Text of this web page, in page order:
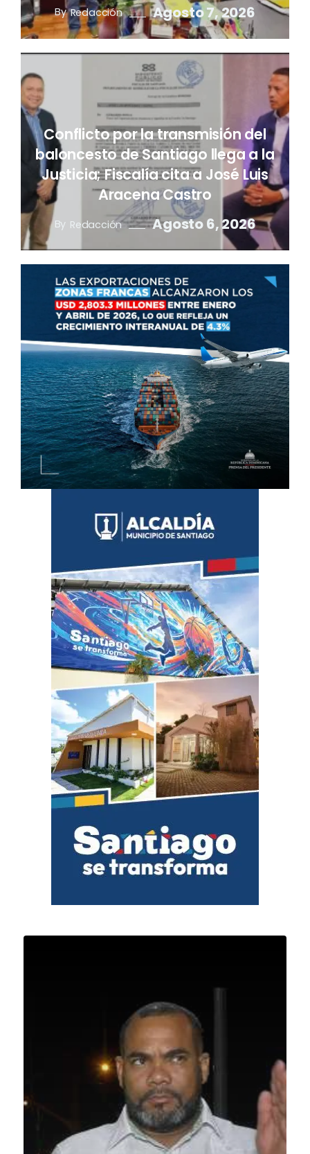
By Redacción Agosto 7, 2026
Conflicto por la transmisión del
baloncesto de Santiago llega a la
Justicia; Fiscalía cita a José Luis
Aracena Castro
By Redacción Agosto 6, 2026